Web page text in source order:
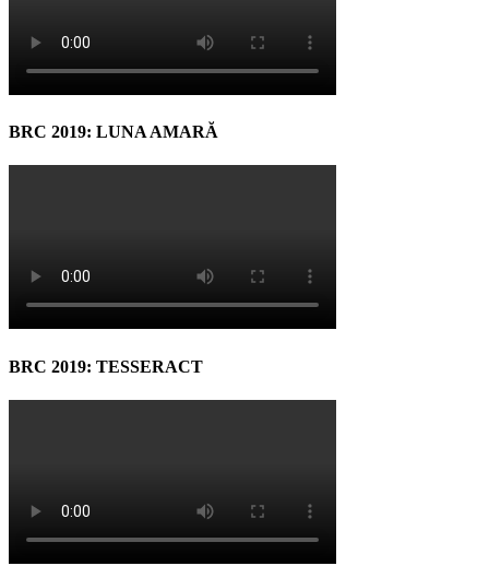
BRC 2019: LUNA AMARĂ
BRC 2019: TESSERACT